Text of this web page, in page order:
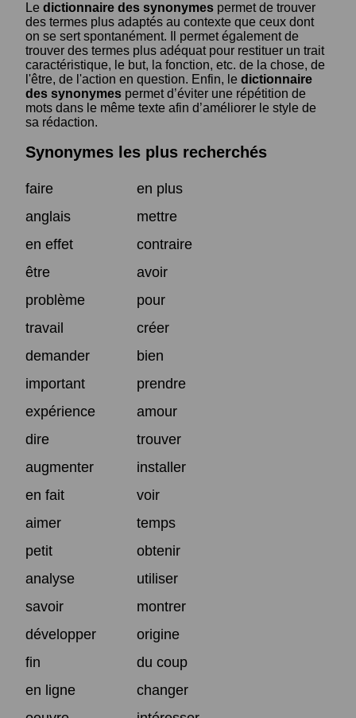
Le dictionnaire des synonymes permet de trouver
des termes plus adaptés au contexte que ceux dont
on se sert spontanément. Il permet également de
trouver des termes plus adéquat pour restituer un trait
caractéristique, le but, la fonction, etc. de la chose, de
l'être, de l'action en question. Enfin, le dictionnaire
des synonymes permet d’éviter une répétition de
mots dans le même texte afin d’améliorer le style de
sa rédaction.
Synonymes les plus recherchés
faire
en plus
anglais
mettre
en effet
contraire
être
avoir
problème
pour
travail
créer
demander
bien
important
prendre
expérience
amour
dire
trouver
augmenter
installer
en fait
voir
aimer
temps
petit
obtenir
analyse
utiliser
savoir
montrer
développer
origine
fin
du coup
en ligne
changer